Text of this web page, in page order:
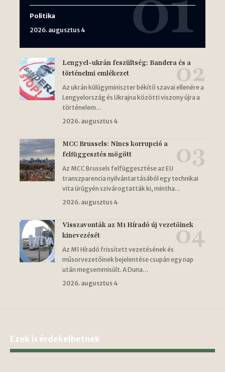
Politika
2026. augusztus 4
Lengyel-ukrán feszültség: Bandera és a
történelmi emlékezet
Az ukrán külügyminiszter békítő szavai ellenére a
Lengyelország és Ukrajna közötti viszony újra a
történelem…
2026. augusztus 4
MCC Brussels: Nincs korrupció a
felfüggesztés mögött
Az MCC Brussels felfüggesztése az EU
transzparencia nyilvántartásából egy technikai
vita ürügyén szivárogtatták ki, mintha…
2026. augusztus 4
Visszavonták az M1 Híradó új vezetőinek
kinevezését
Az M1 Híradó frissített vezetésének és
műsorvezetőinek bejelentése csupán egy nap
után megsemmisült. A Duna…
2026. augusztus 4
Ezek is érdekelhetnek